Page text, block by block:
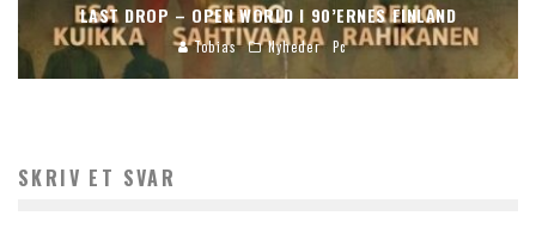
LAST DROP – OPEN WORLD I 90’ERNES FINLAND
Tobias Nyheder Pc
SKRIV ET SVAR